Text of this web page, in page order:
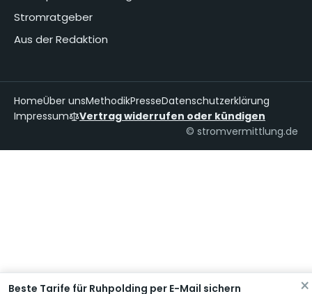
Stromratgeber
Aus der Redaktion
HomeÜber unsMethodikPresseDatenschutzerklärung
Impressum
Vertrag widerrufen oder kündigen
© stromvermittlung.de
×
Beste Tarife für Ruhpolding per E-Mail sichern